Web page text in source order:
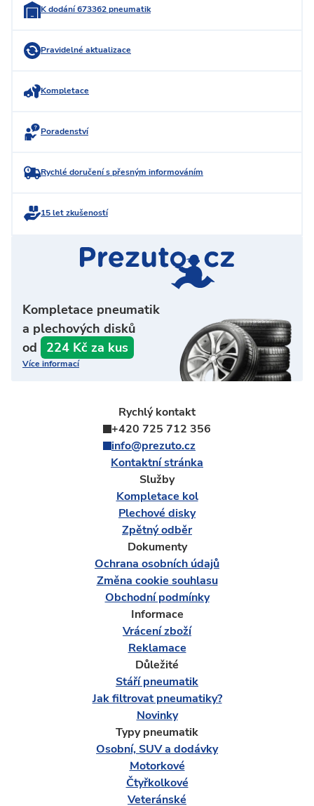
K dodání 673362 pneumatik
Pravidelné aktualizace
Kompletace
Poradenství
Rychlé doručení s přesným informováním
15 let zkušeností
Kompletace pneumatik
a plechových disků
od
224 Kč za kus
Více informací
Rychlý kontakt
+420 725 712 356
info@prezuto.cz
Kontaktní stránka
Služby
Kompletace kol
Plechové disky
Zpětný odběr
Dokumenty
Ochrana osobních údajů
Změna cookie souhlasu
Obchodní podmínky
Informace
Vrácení zboží
Reklamace
Důležité
Stáří pneumatik
Jak filtrovat pneumatiky?
Novinky
Typy pneumatik
Osobní, SUV a dodávky
Motorkové
Čtyřkolkové
Veteránské